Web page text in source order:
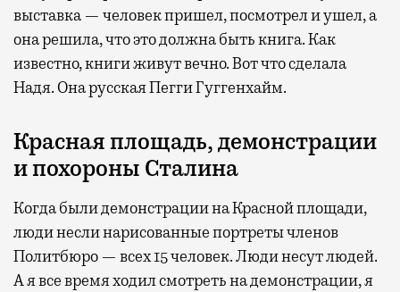
выставка — человек пришел, посмотрел и ушел, а
она решила, что это должна быть книга. Как
известно, книги живут вечно. Вот что сделала
Надя. Она русская Пегги Гуггенхайм.
Красная площадь, демонстрации
и похороны Сталина
Когда были демонстрации на Красной площади,
люди несли нарисованные портреты членов
Политбюро — всех 15 человек. Люди несут людей.
А я все время ходил смотреть на демонстрации, я